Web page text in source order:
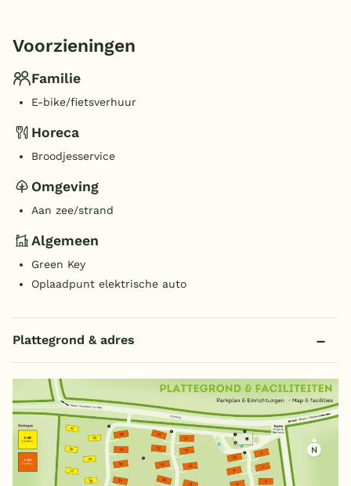
Voorzieningen
Familie
E-bike/fietsverhuur
Horeca
Broodjesservice
Omgeving
Aan zee/strand
Algemeen
Green Key
Oplaadpunt elektrische auto
Plattegrond & adres